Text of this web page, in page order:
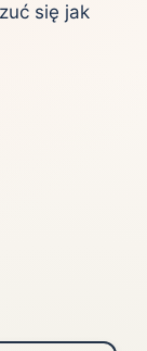
się jak